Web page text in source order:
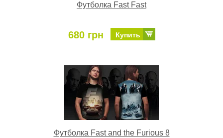
Футболка Fast Fast
680 грн Купить
Футболка Fast and the Furious 8